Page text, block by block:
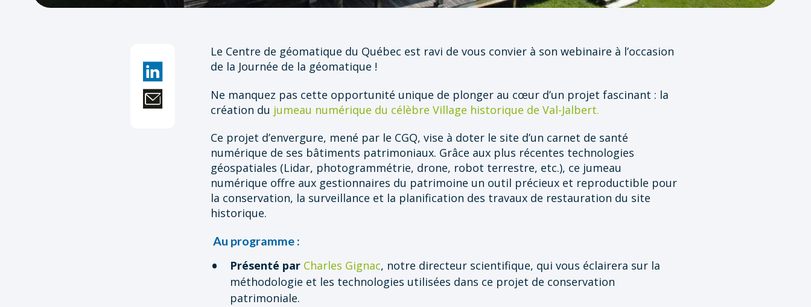
Le Centre de géomatique du Québec est ravi de vous convier à son webinaire à l’occasion
de la Journée de la géomatique !
Ne manquez pas cette opportunité unique de plonger au cœur d’un projet fascinant : la
création du jumeau numérique du célèbre Village historique de Val-Jalbert.
Ce projet d’envergure, mené par le CGQ, vise à doter le site d’un carnet de santé
numérique de ses bâtiments patrimoniaux. Grâce aux plus récentes technologies
géospatiales (Lidar, photogrammétrie, drone, robot terrestre, etc.), ce jumeau
numérique offre aux gestionnaires du patrimoine un outil précieux et reproductible pour
la conservation, la surveillance et la planification des travaux de restauration du site
historique.
Au programme :
Présenté par Charles Gignac, notre directeur scientifique, qui vous éclairera sur la
méthodologie et les technologies utilisées dans ce projet de conservation
patrimoniale.